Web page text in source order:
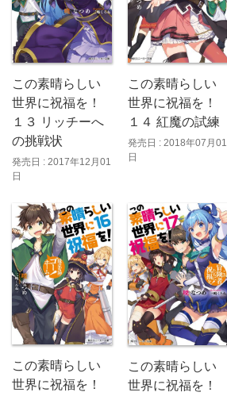
この素晴らしい
世界に祝福を！
１３ リッチーへ
の挑戦状
発売日 : 2017年12月01
日
この素晴らしい
世界に祝福を！
１４ 紅魔の試練
発売日 : 2018年07月01
日
この素晴らしい
世界に祝福を！
この素晴らしい
世界に祝福を！